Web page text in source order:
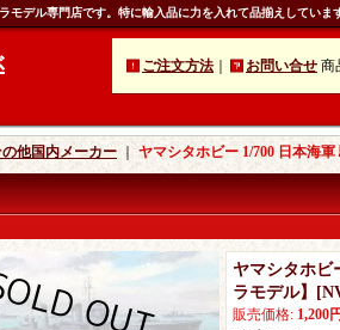
デル専門店です。特に輸入品に力を入れて品揃えしていま
ご注文方法 お問い合せ 商
の他国内メーカー ｜ ヤマシタホビー 1/700 日本海軍
ヤマシタホビ
ラモデル】
[
販売価格: 1,200円